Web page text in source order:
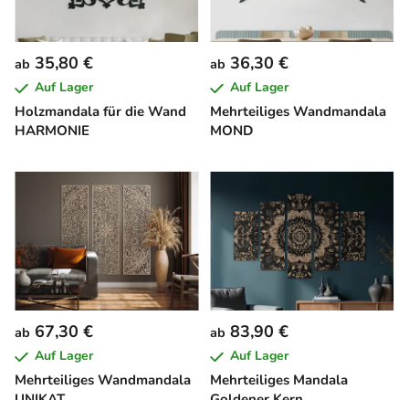
Holzmandala für die Wand
HARMONIE
ab 35,80 €
Auf Lager
Mehrteiliges Wandmandala
MOND
ab 36,30 €
Auf Lager
Mehrteiliges Wandmandala
ab 67,30 €
Auf Lager
Mehrteiliges Mandala
ab 83,90 €
Auf Lager